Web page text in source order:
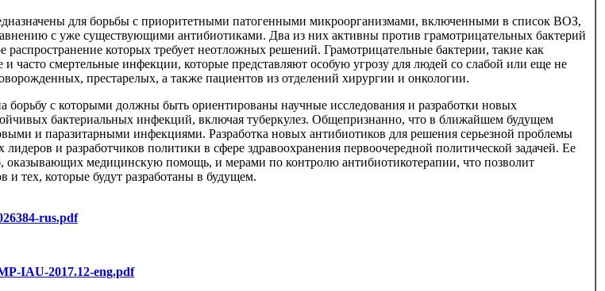
для борьбы с приоритетными патогенными микроорганизмами, включенными в список ВОЗ,
с уже существующими антибиотиками. Два из них активны против грамотрицательных бактерий
которых требует неотложных решений. Грамотрицательные бактерии, такие как
часто смертельные инфекции, которые представляют особую угрозу для людей со слабой или еще не
престарелых, а также пациентов из отделений хирургии и онкологии.
с которыми должны быть ориентированы научные исследования и разработки новых
бактериальных инфекций, включая туберкулез. Общепризнанно, что в ближайшем будущем
и паразитарными инфекциями. Разработка новых антибиотиков для решения серьезной проблемы
и разработчиков политики в сфере здравоохранения первоочередной политической задачей. Ее
оказывающих медицинскую помощь, и мерами по контролю антибиотикотерапии, что позволит
тех, которые будут разработаны в будущем.
rus.pdf
IAU-2017.12-eng.pdf